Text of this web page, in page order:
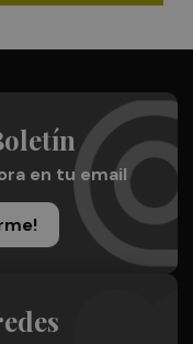
en tu email